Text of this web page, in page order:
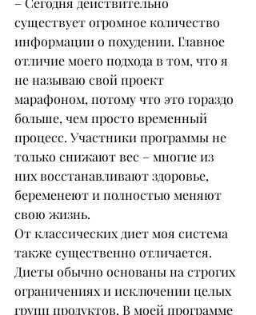
существует огромное количество
информации о похудении. Главное
отличие моего подхода в том, что я
не называю свой проект
марафоном, потому что это гораздо
больше, чем просто временный
процесс. Участники программы не
только снижают вес – многие из
них восстанавливают здоровье,
беременеют и полностью меняют
свою жизнь.
От классических диет моя система
также существенно отличается.
Диеты обычно основаны на строгих
ограничениях и исключении целых
групп продуктов. В моей программе